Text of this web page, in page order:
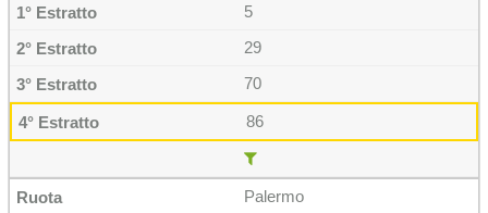
5
29
70
86
Palermo